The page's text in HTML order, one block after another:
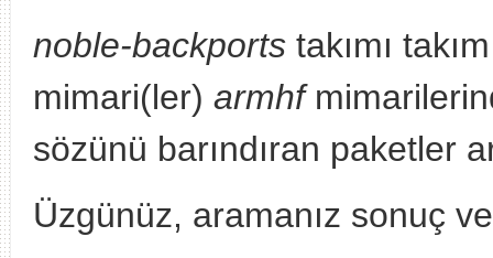
noble-backports takımı
mimari(ler) armhf
sözünü barındıran paketler
Üzgünüz, aramanız sonuç